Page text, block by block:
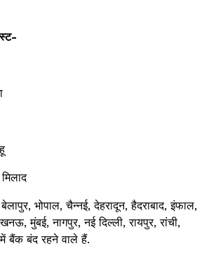
भोपाल, चैन्नई, देहरादून, हैदराबाद, इंफाल,
मुंबई, नागपुर, नई दिल्ली, रायपुर, रांची,
बैंक बंद रहने वाले हैं.